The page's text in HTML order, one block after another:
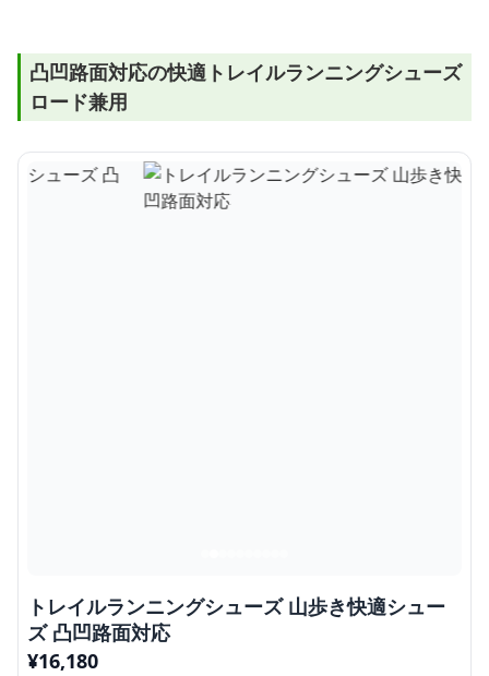
凸凹路面対応の快適トレイルランニングシューズ
ロード兼用
トレイルランニングシューズ 山歩き快適シュー
ズ 凸凹路面対応
¥16,180